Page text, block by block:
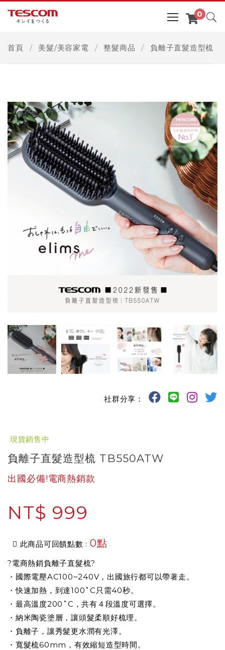
首頁 美髮/美容家電 整髮商品 負離子直髮造型梳
社群分享：
現貨銷售中
負離子直髮造型梳 TB550ATW
出國必備!電商熱銷款
NT$ 999
此商品可回饋點數 : 0點
?電商熱銷負離子直髮梳?
・國際電壓AC100~240V，出國旅行都可以帶著走。
・快速加熱，到達100˚C只需40秒。
・最高溫度200˚C，共有４段溫度可選擇。
・納米陶瓷塗層，讓頭髮柔順好梳理。
・負離子，讓秀髮更水潤有光澤。
・寬髮梳60mm，有效縮短造型時間。